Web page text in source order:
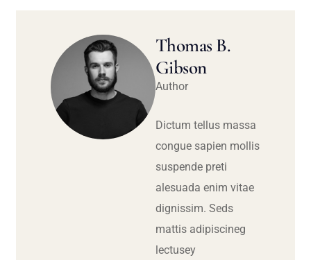
Thomas B.
Gibson
Author
Dictum tellus massa
congue sapien mollis
suspende preti
alesuada enim vitae
dignissim. Seds
mattis adipiscineg
lectusey